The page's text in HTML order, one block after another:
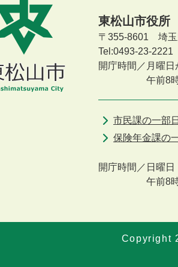
東松山市役所
〒355-8601 埼玉
Tel:0493-23-2221
開庁時間／月曜日
午前8
市民課の一部
保険年金課の
開庁時間／ 日曜日
午前8
Copyright